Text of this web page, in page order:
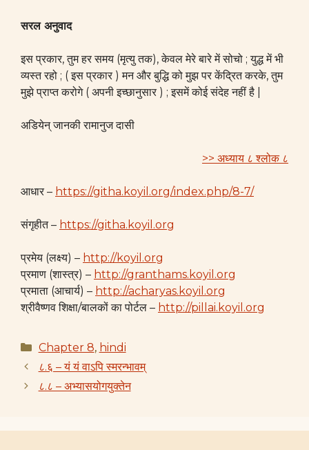
सरल अनुवाद
इस प्रकार, तुम हर समय (मृत्यु तक), केवल मेरे बारे में सोचो ; युद्ध में भी
व्यस्त रहो ; ( इस प्रकार ) मन और बुद्धि को मुझ पर केंद्रित करके, तुम
मुझे प्राप्त करोगे ( अपनी इच्छानुसार ) ; इसमें कोई संदेह नहीं है |
अडियेन् जानकी रामानुज दासी
>> अध्याय ८ श्लोक ८
आधार – https://githa.koyil.org/index.php/8-7/
संगृहीत – https://githa.koyil.org
प्रमेय (लक्ष्य) – http://koyil.org
प्रमाण (शास्त्र) – http://granthams.koyil.org
प्रमाता (आचार्य) – http://acharyas.koyil.org
श्रीवैष्णव शिक्षा/बालकों का पोर्टल – http://pillai.koyil.org
Categories
Chapter 8, hindi
८.६ – यं यं वाऽपि स्मरन्भावम्
८.८ – अभ्यासयोगयुक्तेन